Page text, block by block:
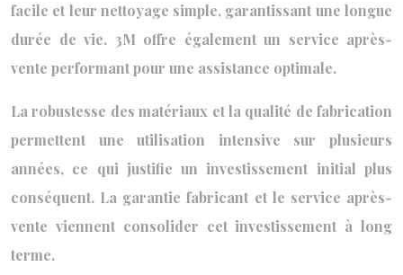
facile et leur nettoyage simple, garantissant une longue
durée de vie. 3M offre également un service après-
vente performant pour une assistance optimale.
La robustesse des matériaux et la qualité de fabrication
permettent une utilisation intensive sur plusieurs
années, ce qui justifie un investissement initial plus
conséquent. La garantie fabricant et le service après-
vente viennent consolider cet investissement à long
terme.